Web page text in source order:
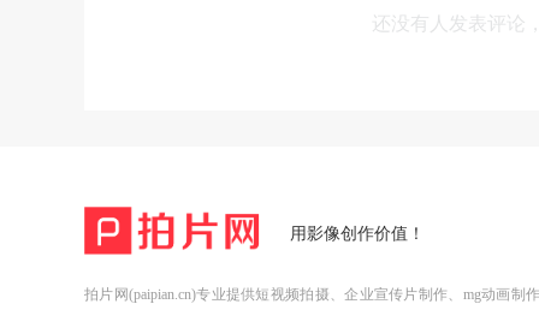
还没有人发表评论
用影像创作价值！
拍片网(paipian.cn)专业提供短视频拍摄、企业宣传片制作、mg动画制